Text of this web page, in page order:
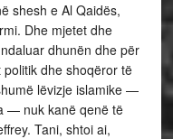
shesh e Al Qaidës,
Dhe mjetet dhe
dhunën dhe për
dhe shoqëror të
lëvizje islamike —
— nuk kanë qenë të
Tani, shtoi ai,